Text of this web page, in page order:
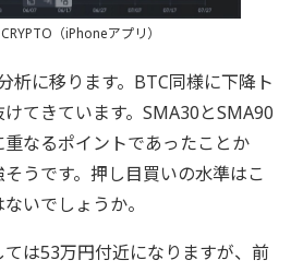
（iPhoneアプリ）
析に移ります。BTC同様に下降ト
てきています。SMA30とSMA90
なるポイントであったことか
うです。押し目買いの水準はこ
いでしょうか。
は53万円付近になりますが、前